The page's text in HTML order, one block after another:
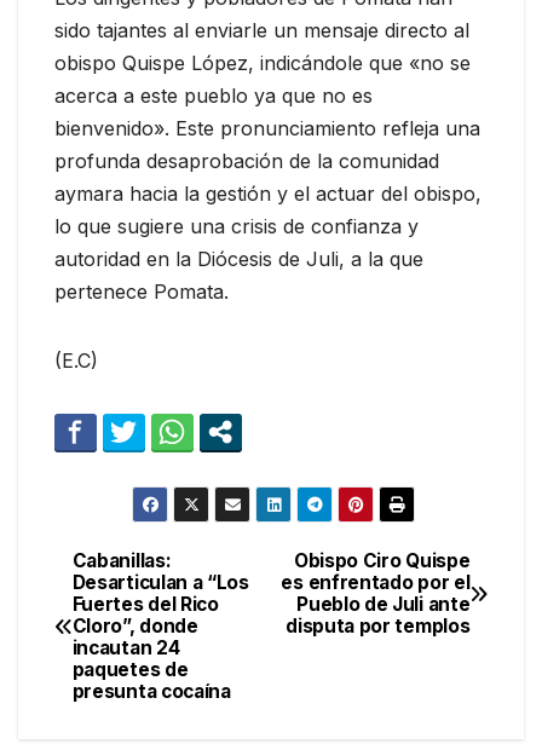
sido tajantes al enviarle un mensaje directo al
obispo Quispe López, indicándole que «no se
acerca a este pueblo ya que no es
bienvenido». Este pronunciamiento refleja una
profunda desaprobación de la comunidad
aymara hacia la gestión y el actuar del obispo,
lo que sugiere una crisis de confianza y
autoridad en la Diócesis de Juli, a la que
pertenece Pomata.
(E.C)
Navegación
de
entradas
Obispo Ciro Quispe
es enfrentado por el
Pueblo de Juli ante
disputa por templos
Cabanillas:
Desarticulan a “Los
Fuertes del Rico
Cloro”, donde
incautan 24
paquetes de
presunta cocaína